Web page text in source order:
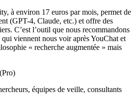
à environ 17 euros par mois, permet de
(GPT-4, Claude, etc.) et offre des
C’est l’outil que nous recommandons
viennent nous voir après YouChat et
« recherche augmentée » mais
équipes de veille, consultants